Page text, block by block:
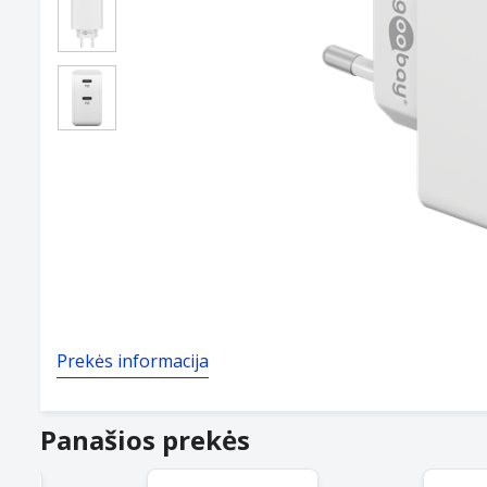
Prekės informacija
Panašios prekės